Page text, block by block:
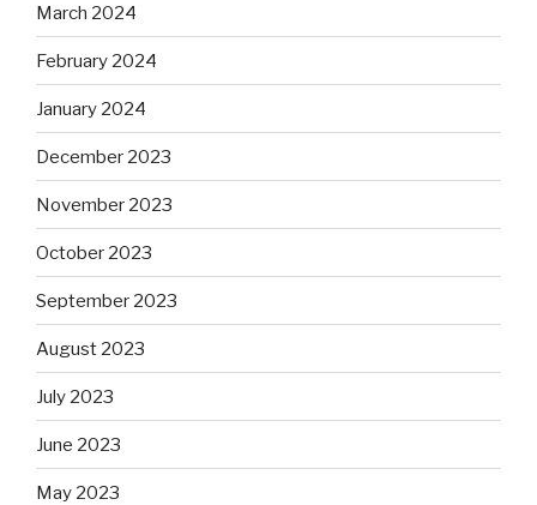
March 2024
February 2024
January 2024
December 2023
November 2023
October 2023
September 2023
August 2023
July 2023
June 2023
May 2023